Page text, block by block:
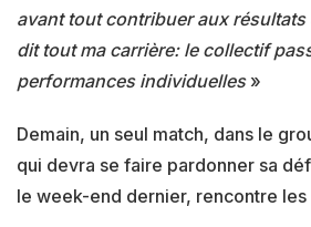
avant tout contribuer aux résultats
dit tout ma carrière: le collectif
performances individuelles»
Demain, un seul match, dans le
qui devra se faire pardonner sa
le week-end dernier, rencontre les